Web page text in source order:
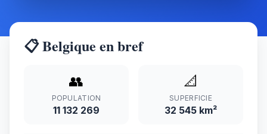
📋 Belgique en bref
👥
POPULATION
11 132 269
📐
SUPERFICIE
32 545 km²